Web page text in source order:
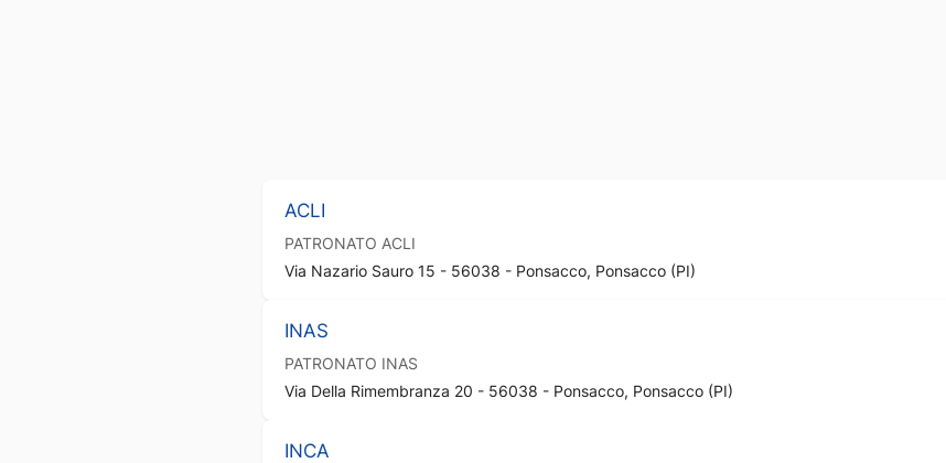
ACLI
PATRONATO ACLI
Via Nazario Sauro 15 - 56038 - Ponsacco, Ponsacco (PI)
INAS
PATRONATO INAS
Via Della Rimembranza 20 - 56038 - Ponsacco, Ponsacco (PI)
INCA